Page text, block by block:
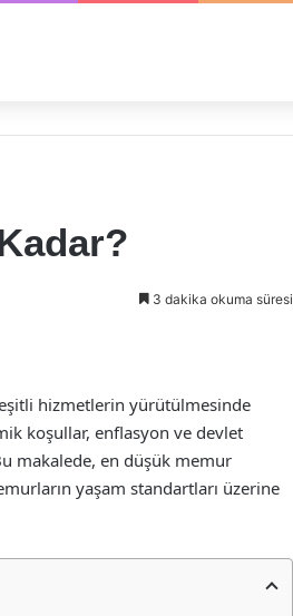
3 dakika okuma süresi
hizmetlerin yürütülmesinde
koşullar, enflasyon ve devlet
makalede, en düşük memur
yaşam standartları üzerine